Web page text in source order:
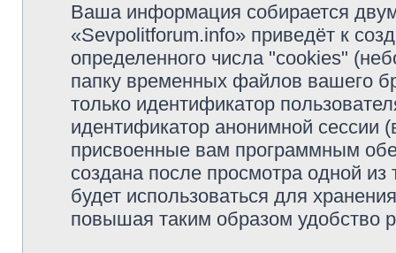
Ваша информация собирается
«Sevpolitforum.info» приведёт к
определенного числа "cookies"
папку временных файлов вашего
только идентификатор
идентификатор анонимной сессии
присвоенные вам программным
создана после просмотра одной
будет использоваться для
повышая таким образом удобство